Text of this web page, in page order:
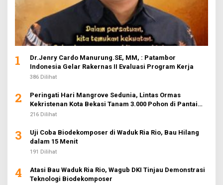
1
Dr.Jenry Cardo Manurung.SE, MM, : Patambor
Indonesia Gelar Rakernas II Evaluasi Program Kerja
386 Dilihat
2
Peringati Hari Mangrove Sedunia, Lintas Ormas
Kekristenan Kota Bekasi Tanam 3.000 Pohon di Pantai
Sederhana
216 Dilihat
3
Uji Coba Biodekomposer di Waduk Ria Rio, Bau Hilang
dalam 15 Menit
191 Dilihat
4
Atasi Bau Waduk Ria Rio, Wagub DKI Tinjau Demonstrasi
Teknologi Biodekomposer